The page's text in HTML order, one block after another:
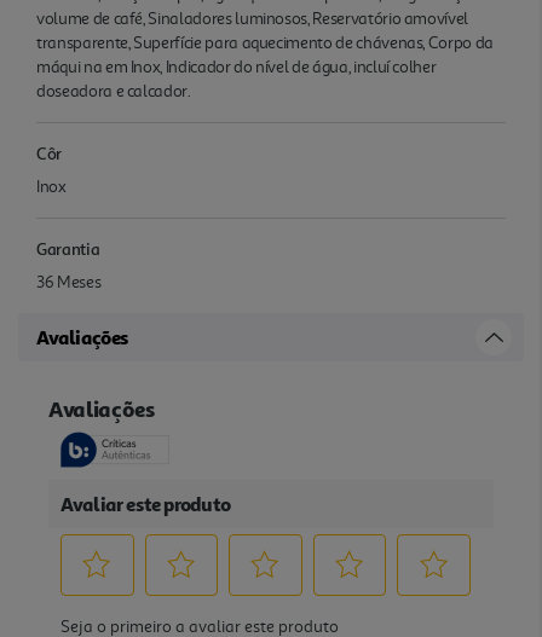
volume de café, Sinaladores luminosos, Reservatório amovível
transparente, Superfície para aquecimento de chávenas, Corpo da
máqui na em Inox, Indicador do nível de água, incluí colher
doseadora e calcador.
Côr
Inox
Garantia
36 Meses
Avaliações